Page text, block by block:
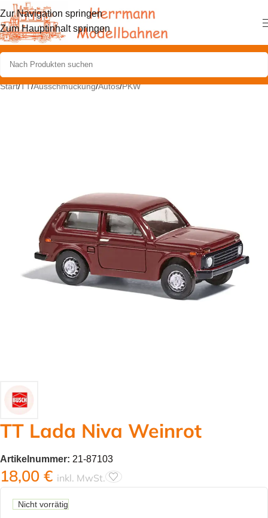
Zur Navigation springen
Zum Hauptinhalt springen
Start/TT/Ausschmückung/Autos/PKW
TT Lada Niva Weinrot
Artikelnummer: 21-87103
18,00 € inkl. MwSt.
Nicht vorrätig